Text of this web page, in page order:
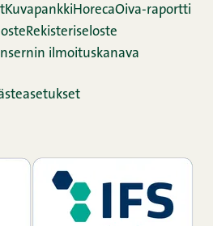
Kuvapankki HorecaOiva-raportti
Rekisteriseloste
ilmoituskanava